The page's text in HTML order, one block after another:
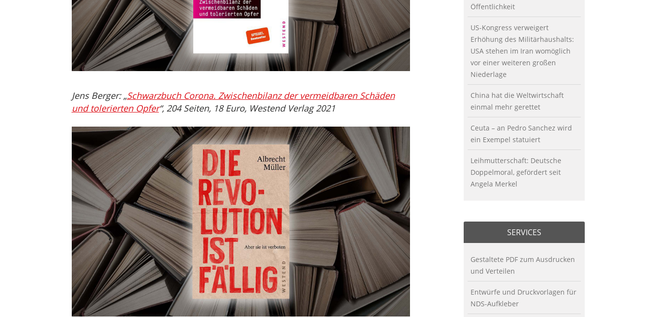
Jens Berger: „Schwarzbuch Corona. Zwischenbilanz der vermeidbaren Schäden
und tolerierten Opfer“, 204 Seiten, 18 Euro, Westend Verlag 2021
Öffentlichkeit
US-Kongress verweigert
Erhöhung des Militärhaushalts:
USA stehen im Iran womöglich
vor einer weiteren großen
Niederlage
China hat die Weltwirtschaft
einmal mehr gerettet
Ceuta – an Pedro Sanchez wird
ein Exempel statuiert
Leihmutterschaft: Deutsche
Doppelmoral, gefördert seit
Angela Merkel
SERVICES
Gestaltete PDF zum Ausdrucken
und Verteilen
Entwürfe und Druckvorlagen für
NDS-Aufkleber